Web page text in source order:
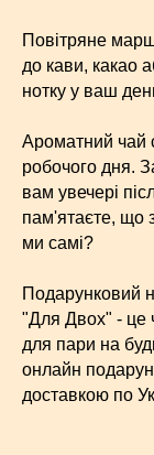
Повітряне
до кави, какао
нотку у ваш
Ароматний чай
робочого дня.
вам увечері
пам'ятаєте, що
ми самі?
Подарунковий
"Для Двох" - це
для пари на
онлайн
доставкою по